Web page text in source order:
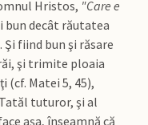
Hristos, "Care e
bun decât răutatea
fiind bun şi răsare
şi trimite ploaia
(cf. Matei 5, 45),
tuturor, şi al
aşa, înseamnă că